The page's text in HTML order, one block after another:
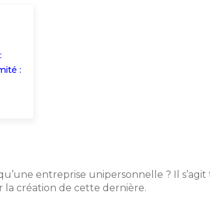
:
entreprise unipersonnelle ? Il
la création de cette dernière.